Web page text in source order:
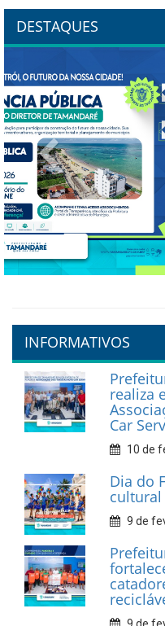
DESTAQUES
Previous
INFORMATIVOS